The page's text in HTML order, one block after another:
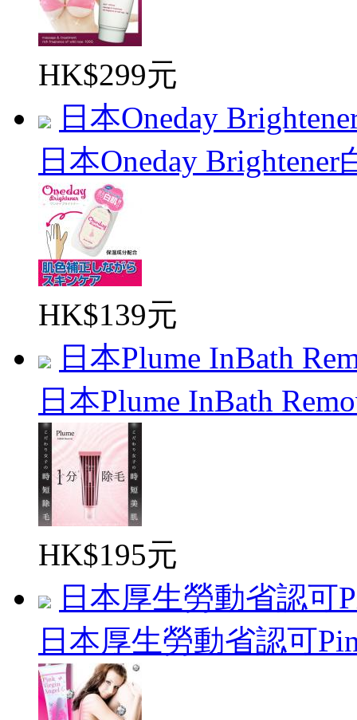
HK$299元
日本Oneday
日本Oneday Brightener
HK$139元
日本Plume InBath
日本Plume InBath
HK$195元
日本厚生勞動省認可
日本厚生勞動省認可